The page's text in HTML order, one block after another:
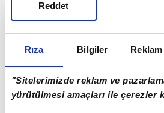
Rıza Bilgiler Reklam
"Sitelerimizde reklam ve
yürütülmesi amaçları ile çerezler
Reddet